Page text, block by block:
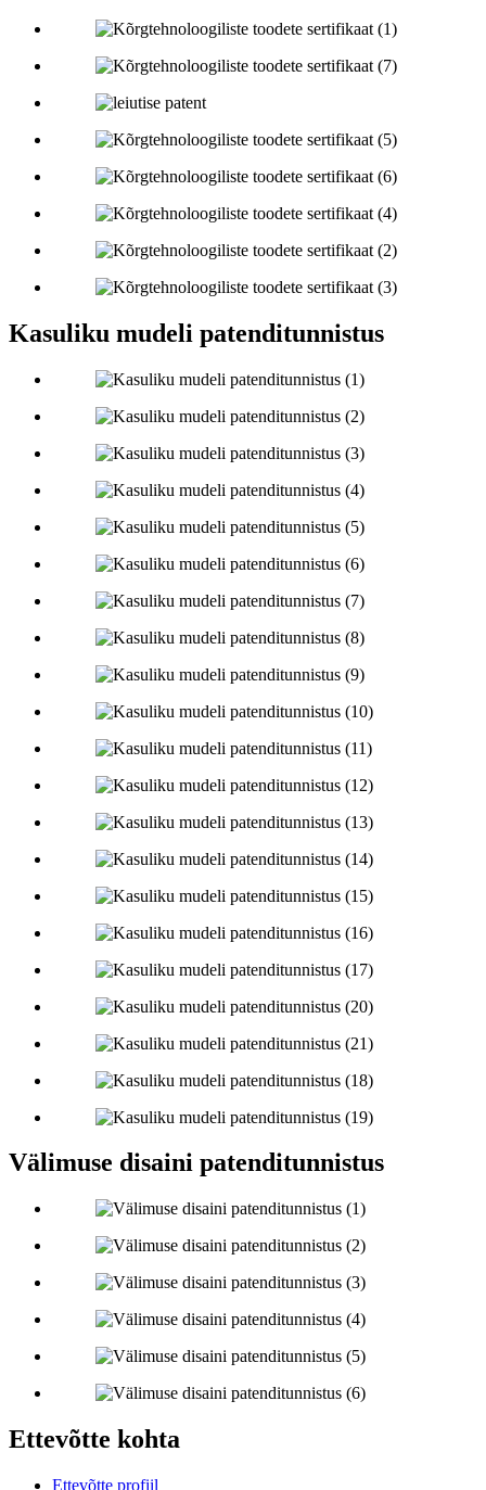
Kasuliku mudeli patenditunnistus
Välimuse disaini patenditunnistus
Ettevõtte kohta
Ettevõtte profiil